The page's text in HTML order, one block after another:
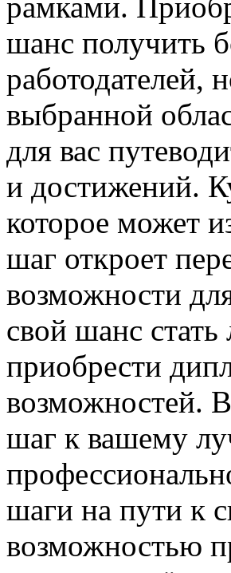
шанс получить
работодателей,
выбранной
для вас
и достижений.
которое может
шаг откроет
возможности
свой шанс
приобрести
возможностей.
шаг к вашему
шаги на пути к
возможностью